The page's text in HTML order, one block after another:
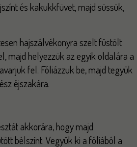
és kakukkfüvet, majd süssük,
hajszálvékonyra szelt füstölt
majd helyezzük az egyik oldalára a
fel. Fóliázzuk be, majd tegyük
éjszakára.
akkorára, hogy majd
bélszínt. Vegyük ki a fóliából a